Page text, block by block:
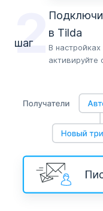
2
шаг
в Tilda
В
активируйте